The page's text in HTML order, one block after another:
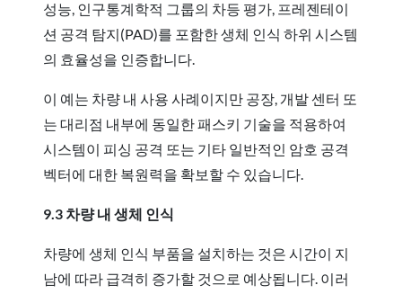
성능, 인구통계학적 그룹의 차등 평가, 프레젠테이
션 공격 탐지(PAD)를 포함한 생체 인식 하위 시스템
의 효율성을 인증합니다.
이 예는 차량 내 사용 사례이지만 공장, 개발 센터 또
는 대리점 내부에 동일한 패스키 기술을 적용하여
시스템이 피싱 공격 또는 기타 일반적인 암호 공격
벡터에 대한 복원력을 확보할 수 있습니다.
9.3 차량 내 생체 인식
차량에 생체 인식 부품을 설치하는 것은 시간이 지
남에 따라 급격히 증가할 것으로 예상됩니다. 이러